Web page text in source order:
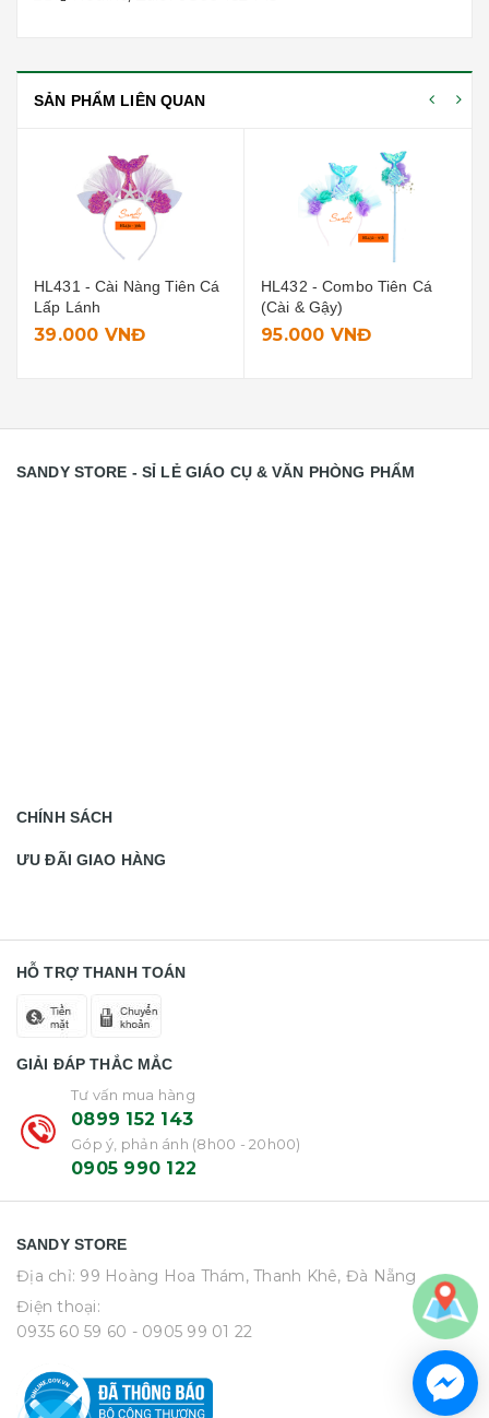
SẢN PHẨM LIÊN QUAN
Cá
HL432 - Combo Tiên Cá
(Cài & Gậy)
95.000 VNĐ
HL429 - Cài Vương Miện
12.000 VNĐ
SANDY STORE - SỈ LẺ GIÁO CỤ & VĂN PHÒNG PHẨM
CHÍNH SÁCH
ƯU ĐÃI GIAO HÀNG
HỖ TRỢ THANH TOÁN
GIẢI ĐÁP THẮC MẮC
Tư vấn mua hàng
0899 152 143
Góp ý, phản ánh (8h00 - 20h00)
0905 990 122
SANDY STORE
Địa chỉ: 99 Hoàng Hoa Thám, Thanh Khê, Đà Nẵng
Điện thoại:
0935 60 59 60 - 0905 99 01 22